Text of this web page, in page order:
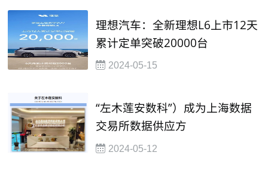
理想汽车：全新理想L6上市12天
累计定单突破20000台
2024-05-15
“左木莲安数科”）成为上海数据
交易所数据供应方
2024-05-12